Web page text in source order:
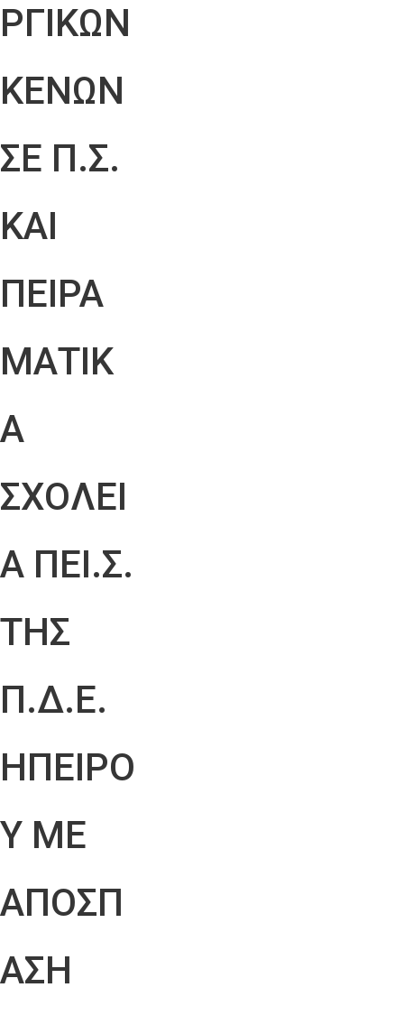
ΡΓΙΚΩΝ
ΚΕΝΩΝ
ΣΕ Π.Σ.
ΚΑΙ
ΠΕΙΡΑ
ΜΑΤΙΚ
Α
ΣΧΟΛΕΙ
Α ΠΕΙ.Σ.
ΤΗΣ
Π.Δ.Ε.
ΗΠΕΙΡΟ
Υ ΜΕ
ΑΠΟΣΠ
ΑΣΗ